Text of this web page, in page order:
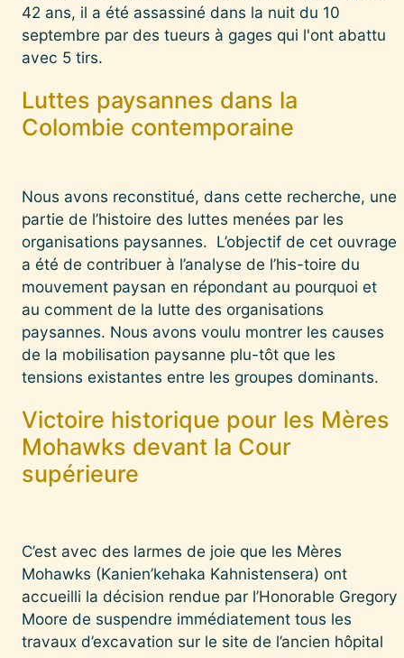
42 ans, il a été assassiné dans la nuit du 10
septembre par des tueurs à gages qui l'ont abattu
avec 5 tirs.
Luttes paysannes dans la
Colombie contemporaine
Nous avons reconstitué, dans cette recherche, une
partie de l’histoire des luttes menées par les
organisations paysannes. L’objectif de cet ouvrage
a été de contribuer à l’analyse de l’his-toire du
mouvement paysan en répondant au pourquoi et
au comment de la lutte des organisations
paysannes. Nous avons voulu montrer les causes
de la mobilisation paysanne plu-tôt que les
tensions existantes entre les groupes dominants.
Victoire historique pour les Mères
Mohawks devant la Cour
supérieure
C’est avec des larmes de joie que les Mères
Mohawks (Kanien’kehaka Kahnistensera) ont
accueilli la décision rendue par l’Honorable Gregory
Moore de suspendre immédiatement tous les
travaux d’excavation sur le site de l’ancien hôpital